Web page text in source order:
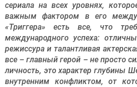
сериала на всех уровнях,
важным фактором в его
«Триггера» есть все, что
международного успеха:
режиссура и талантливая
все – главный герой – не просто
личность, это характер глубины
внутренним конфликтом, от